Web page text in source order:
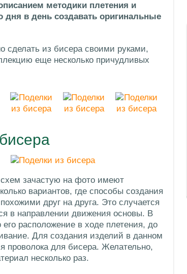
методики плетения и
в день создавать оригинальные
сделать из бисера своими руками,
еще несколько причудливых
зачастую на фото имеют
вариантов, где способы создания
друг на друга. Это случается
в направлении движения основы. В
расположение в ходе плетения, до
Для создания изделий в данном
проволока для бисера. Желательно,
несколько раз.